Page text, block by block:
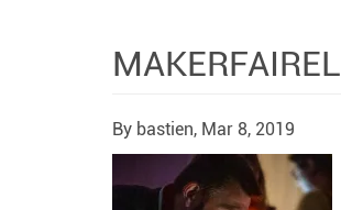
By bastien, Mar 8, 2019